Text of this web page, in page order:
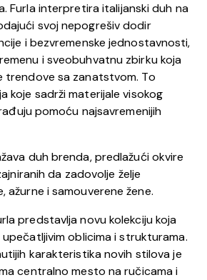
Furla interpretira italijanski duh na
svoj nepogrešiv dodir
i bezvremenske jednostavnosti,
i sveobuhvatnu zbirku koja
trendove sa zanatstvom. To
koje sadrži materijale visokog
pomoću najsavremenijih
duh brenda, predlažući okvire
da zadovolje želje
ažurne i samouverene žene.
predstavlja novu kolekciju koja
oblicima i strukturama.
karakteristika novih stilova je
centralno mesto na ručicama i